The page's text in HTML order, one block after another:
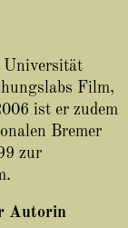
Universität
Film,
ist er zudem
Bremer
zur
Autorin